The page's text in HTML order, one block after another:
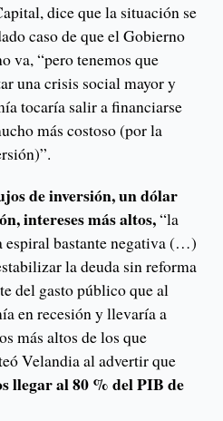
dice que la situación se
caso de que el Gobierno
va, “pero tenemos que
una crisis social mayor y
tocaría salir a financiarse
más costoso (por la
de inversión, un dólar
intereses más altos,“la
espiral bastante negativa (…)
la deuda sin reforma
del gasto público que al
en recesión y llevaría a
más altos de los que
Velandia al advertir que
llegar al 80 % del PIB de